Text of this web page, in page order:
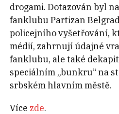
drogami. Dotazován byl
fanklubu Partizan
policejního vyšetřování,
médií, zahrnují údajné
fanklubu, ale také
speciálním „bunkru“ na
srbském hlavním městě.
Více zde.